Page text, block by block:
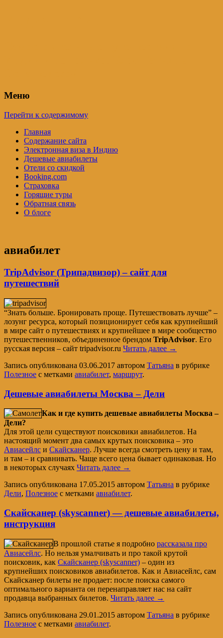
Меню
Перейти к содержимому
Главная
Содержание сайта
Электронная виза в Индию
Дешевые авиабилеты
Отели со скидкой
Booking.com
Страховка
Горящие туры
Обратная связь
О блоге
авиабилет
TripAdvisor (Трипадвизор) – сайт для
путешествий
“Знать больше. Бронировать проще. Путешествовать лучше” –
лозунг ресурса, который позиционирует себя как крупнейший
в мире сайт о путешествиях и крупнейшее в мире сообщество
путешественников, объединенное брендом TripAdvisor. Его
русская версия – сайт tripadvisor.ru Читать далее →
Запись опубликована 03.06.2017 автором Татьяна в рубрике
Полезное с метками авиабилет, маршрут.
Дешевые авиабилеты Москва – Дели
Как и где купить дешевые авиабилеты Москва –
Дели?
Для этой цели существуют поисковики авиабилетов. На
настоящий момент два самых крутых поисковика – это
Авиасейлс и Скайсканер. Лучше всегда смотреть цену и там,
и там – и сравнивать. Чаще всего цена бывает одинаковая. Но
в некоторых случаях Читать далее →
Запись опубликована 17.05.2015 автором Татьяна в рубрике
Дели, Полезное с метками авиабилет.
Скайсканер (skyscanner) — дешевые авиабилеты,
инструкция
В прошлой статье я подробно рассказала про
Авиасейлс. Но нельзя умалчивать и про такой крутой
поисковик, как Скайсканер (skyscanner) – один из
крупнейших поисковиков авиабилетов. Как и Авиасейлс, сам
Скайсканер билеты не продает: после поиска самого
оптимального варианта он перенаправляет нас на сайт
продавца выбранных билетов. Читать далее →
Запись опубликована 29.01.2015 автором Татьяна в рубрике
Полезное с метками авиабилет.